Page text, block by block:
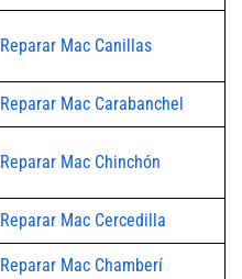
Reparar Mac Canillas
Reparar Mac Carabanchel
Reparar Mac Chinchón
Reparar Mac Cercedilla
Reparar Mac Chamberí